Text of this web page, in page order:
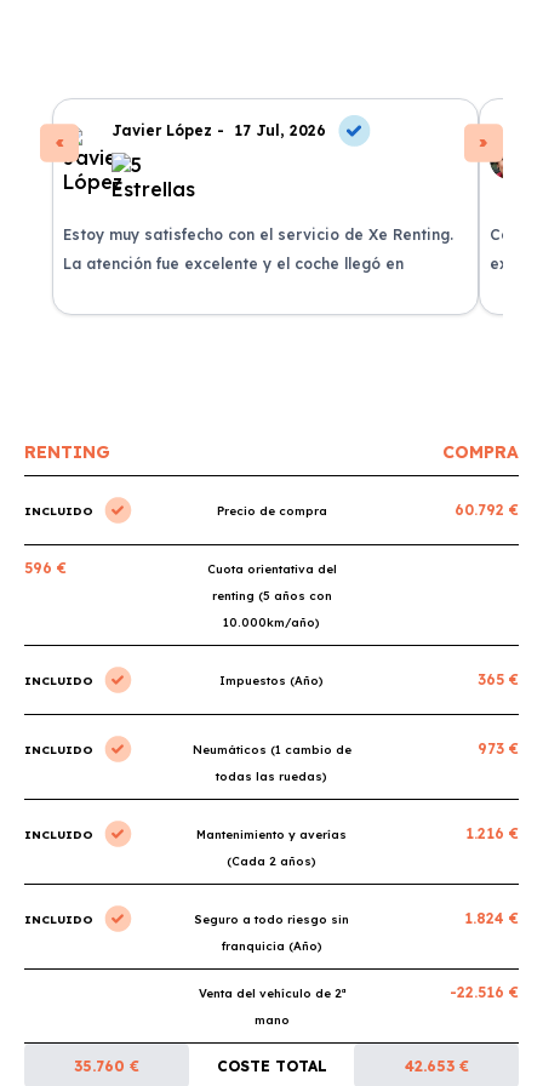
Javier López - 17 Jul, 2026
Estoy muy satisfecho con el servicio de Xe Renting.
La atención fue excelente y el coche llegó en
RENTING COMPRA
INCLUIDO Precio de compra 60.792 €
596 €
Cuota orientativa del
renting (5 años con
10.000km/año)
INCLUIDO Impuestos (Año) 365 €
INCLUIDO
Neumáticos (1 cambio de
todas las ruedas)
973 €
INCLUIDO
Mantenimiento y averías
(Cada 2 años)
1.216 €
INCLUIDO
Seguro a todo riesgo sin
franquicia (Año)
1.824 €
Venta del vehículo de 2ª
mano
-22.516 €
35.760 € COSTE TOTAL 42.653 €